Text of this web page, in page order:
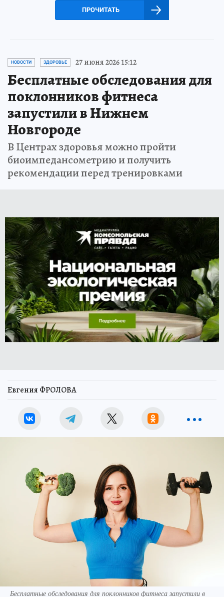
ПРОЧИТАТЬ
НОВОСТИ ЗДОРОВЬЕ 27 июня 2026 15:12
Бесплатные обследования для
поклонников фитнеса
запустили в Нижнем
Новгороде
В Центрах здоровья можно пройти
биоимпедансометрию и получить
рекомендации перед тренировками
Евгения ФРОЛОВА
Бесплатные обследования для поклонников фитнеса запустили в